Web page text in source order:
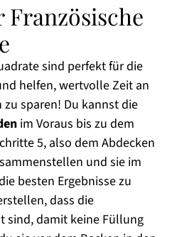
sind perfekt für die
helfen, wertvolle Zeit an
sparen! Du kannst die
im Voraus bis zu dem
5, also dem Abdecken
und sie im
besten Ergebnisse zu
dass die
sind, damit keine Füllung